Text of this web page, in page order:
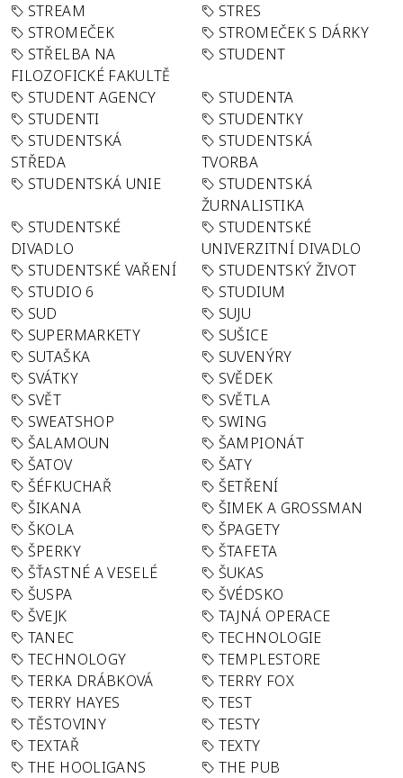
STREAM
STRES
STROMEČEK
STROMEČEK S DÁRKY
STŘELBA NA
FILOZOFICKÉ FAKULTĚ
STUDENT
STUDENT AGENCY
STUDENTA
STUDENTI
STUDENTKY
STUDENTSKÁ
STŘEDA
STUDENTSKÁ
TVORBA
STUDENTSKÁ UNIE
STUDENTSKÁ
ŽURNALISTIKA
STUDENTSKÉ
DIVADLO
STUDENTSKÉ
UNIVERZITNÍ DIVADLO
STUDENTSKÉ VAŘENÍ
STUDENTSKÝ ŽIVOT
STUDIO 6
STUDIUM
SUD
SUJU
SUPERMARKETY
SUŠICE
SUTAŠKA
SUVENÝRY
SVÁTKY
SVĚDEK
SVĚT
SVĚTLA
SWEATSHOP
SWING
ŠALAMOUN
ŠAMPIONÁT
ŠATOV
ŠATY
ŠÉFKUCHAŘ
ŠETŘENÍ
ŠIKANA
ŠIMEK A GROSSMAN
ŠKOLA
ŠPAGETY
ŠPERKY
ŠTAFETA
ŠŤASTNÉ A VESELÉ
ŠUKAS
ŠUSPA
ŠVÉDSKO
ŠVEJK
TAJNÁ OPERACE
TANEC
TECHNOLOGIE
TECHNOLOGY
TEMPLESTORE
TERKA DRÁBKOVÁ
TERRY FOX
TERRY HAYES
TEST
TĚSTOVINY
TESTY
TEXTAŘ
TEXTY
THE HOOLIGANS
THE PUB